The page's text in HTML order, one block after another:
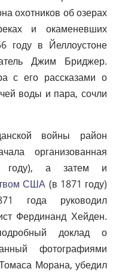
охотников об озерах
и окаменевших
году в Йеллоустоне
Джим Бриджер.
с его рассказами о
воды и пара, сочли
войны район
организованная
году), а затем и
США (в 1871 году)
года руководил
Фердинанд Хейден.
доклад о
фотографиями
Морана, убедил